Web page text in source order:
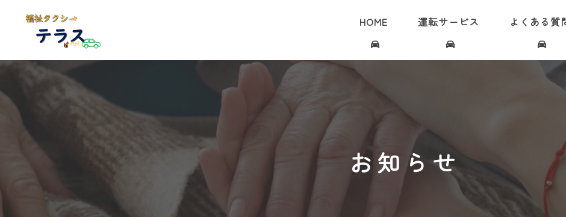
HOME 運転サービス よくある質
お知らせ